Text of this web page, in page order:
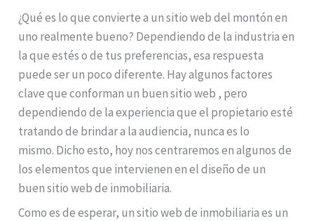
¿Qué es lo que convierte a un sitio web del montón en
uno realmente bueno? Dependiendo de la industria en
la que estés o de tus preferencias, esa respuesta
puede ser un poco diferente. Hay algunos factores
clave que conforman un buen sitio web , pero
dependiendo de la experiencia que el propietario esté
tratando de brindar a la audiencia, nunca es lo
mismo. Dicho esto, hoy nos centraremos en algunos de
los elementos que intervienen en el diseño de un
buen sitio web de inmobiliaria.
Como es de esperar, un sitio web de inmobiliaria es un